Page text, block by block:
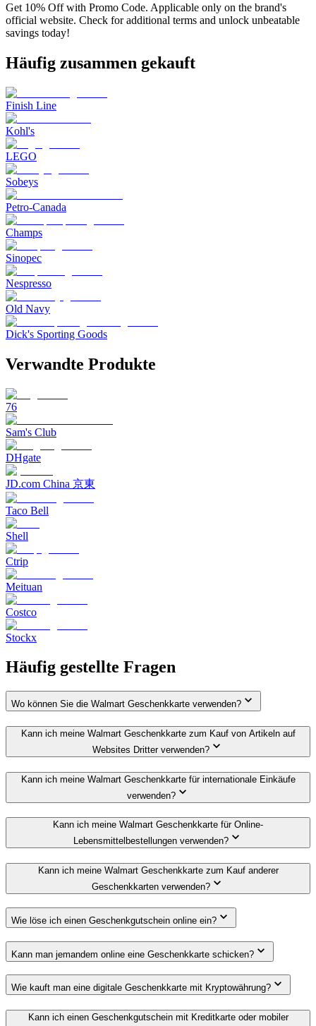
Get 10% Off with Promo Code. Applicable only on the brand's
official website. Check for additional terms and unlock unbeatable
savings today!
Häufig zusammen gekauft
Finish Line
Kohl's
LEGO
Sobeys
Petro-Canada
Champs
Sinopec
Nespresso
Old Navy
Dick's Sporting Goods
Verwandte Produkte
76
Sam's Club
DHgate
JD.com China 京東
Taco Bell
Shell
Ctrip
Meituan
Costco
Stockx
Häufig gestellte Fragen
Wo können Sie die Walmart Geschenkkarte verwenden?
Kann ich meine Walmart Geschenkkarte zum Kauf von Artikeln auf
Websites Dritter verwenden?
Kann ich meine Walmart Geschenkkarte für internationale Einkäufe
verwenden?
Kann ich meine Walmart Geschenkkarte für Online-
Lebensmittelbestellungen verwenden?
Kann ich meine Walmart Geschenkkarte zum Kauf anderer
Geschenkkarten verwenden?
Wie löse ich einen Geschenkgutschein online ein?
Kann man jemandem online eine Geschenkkarte schicken?
Wie kauft man eine digitale Geschenkkarte mit Kryptowährung?
Kann ich einen Geschenkgutschein mit Kreditkarte oder mobiler